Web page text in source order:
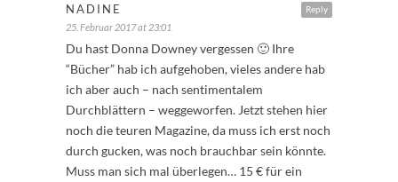
Reply
NADINE
25. Februar 2017 at 23:01
Du hast Donna Downey vergessen 🙂 Ihre
“Bücher” hab ich aufgehoben, vieles andere hab
ich aber auch – nach sentimentalem
Durchblättern – weggeworfen. Jetzt stehen hier
noch die teuren Magazine, da muss ich erst noch
durch gucken, was noch brauchbar sein könnte.
Muss man sich mal überlegen… 15 € für ein